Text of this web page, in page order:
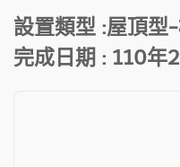
設置類型 :屋頂型
完成日期 : 110年